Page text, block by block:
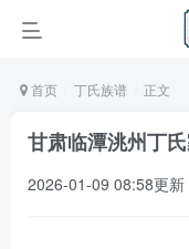
首页 丁氏族谱 正文
甘肃临潭洮州丁
2026-01-09 08:58更新